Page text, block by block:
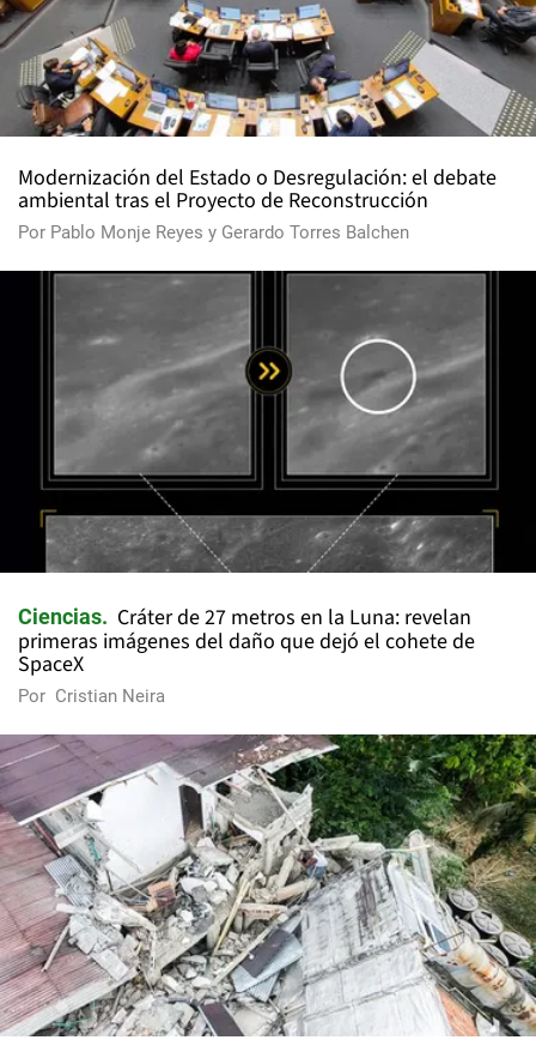
Modernización del Estado o Desregulación: el debate
ambiental tras el Proyecto de Reconstrucción
Por Pablo Monje Reyes y Gerardo Torres Balchen
Ciencias
Cráter de 27 metros en la Luna: revelan
primeras imágenes del daño que dejó el cohete de
SpaceX
Por Cristian Neira